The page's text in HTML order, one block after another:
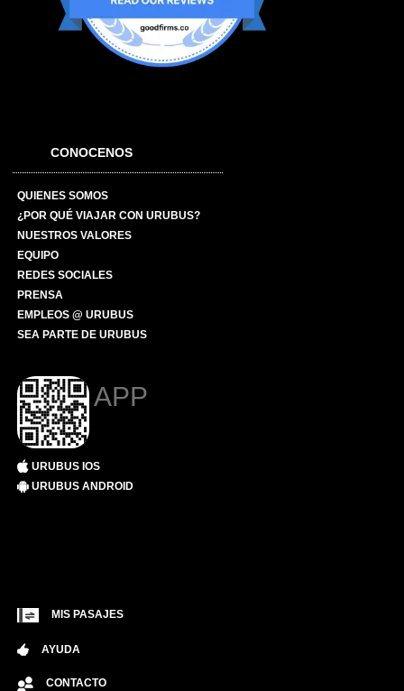
CONOCENOS
QUIENES SOMOS
¿POR QUÉ VIAJAR CON URUBUS?
NUESTROS VALORES
EQUIPO
REDES SOCIALES
PRENSA
EMPLEOS @ URUBUS
SEA PARTE DE URUBUS
APP
URUBUS IOS
URUBUS ANDROID
MIS PASAJES
AYUDA
CONTACTO